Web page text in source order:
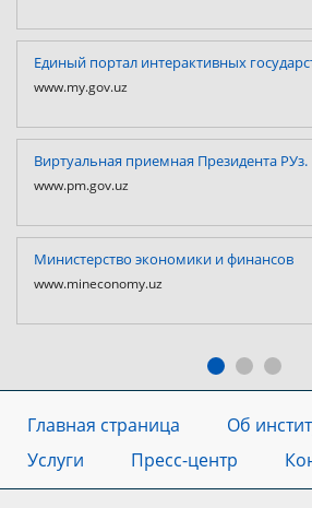
Единый портал интерактивных
www.my.gov.uz
Виртуальная приемная Президента РУз.
www.pm.gov.uz
Министерство экономики и финансов
www.mineconomy.uz
Главная страница
Об
Услуги
Пресс-центр